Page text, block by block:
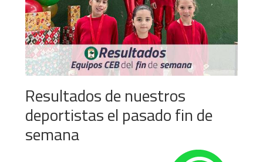
Resultados de nuestros
deportistas el pasado fin de
semana